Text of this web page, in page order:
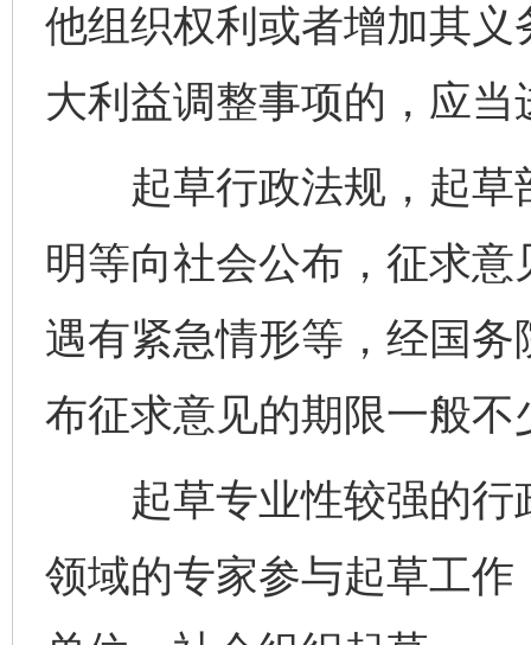
他组织权利或者增加其
大利益调整事项的，应
起草行政法规，起草
明等向社会公布，征求
遇有紧急情形等，经国
布征求意见的期限一般不
起草专业性较强的行
领域的专家参与起草工